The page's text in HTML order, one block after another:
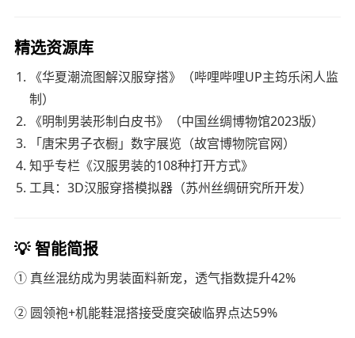
精选资源库
《华夏潮流图解汉服穿搭》（哔哩哔哩UP主筠乐闲人监
制）
《明制男装形制白皮书》（中国丝绸博物馆2023版）
「唐宋男子衣橱」数字展览（故宫博物院官网）
知乎专栏《汉服男装的108种打开方式》
工具：3D汉服穿搭模拟器（苏州丝绸研究所开发）
💡 智能简报
① 真丝混纺成为男装面料新宠，透气指数提升42%
② 圆领袍+机能鞋混搭接受度突破临界点达59%